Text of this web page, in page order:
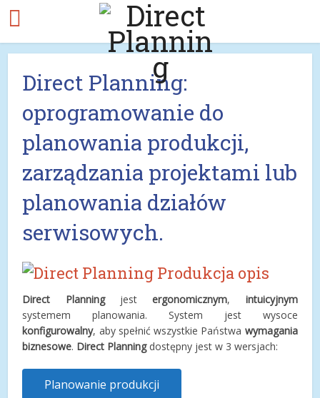
Direct Planning:
oprogramowanie do
planowania produkcji,
zarządzania projektami lub
planowania działów
serwisowych.
Direct Planningjestergonomicznym, intuicyjnym
systemem planowania. System jest wysoce
konfigurowalny, aby spełnić wszystkie Państwa wymagania
biznesowe. Direct Planningdostępny jest w 3 wersjach:
Planowanie produkcji